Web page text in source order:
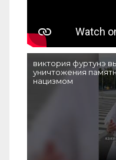
виктория фуртунэ
уничтожения
нацизмом